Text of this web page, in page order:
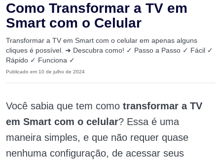
Como Transformar a TV em
Smart com o Celular
Transformar a TV em Smart com o celular em apenas alguns
cliques é possível. ➜ Descubra como! ✓ Passo a Passo ✓ Fácil ✓
Rápido ✓ Funciona ✓
Publicado em 10 de julho de 2024
Você sabia que tem como transformar a TV
em Smart com o celular? Essa é uma
maneira simples, e que não requer quase
nenhuma configuração, de acessar seus